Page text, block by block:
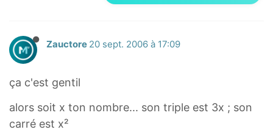
Zauctore 20 sept. 2006 à 17:09
ça c'est gentil
alors soit x ton nombre... son triple est 3x ; son
carré est x²